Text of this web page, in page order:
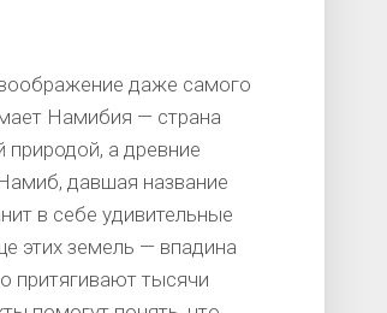
даже самого
Намибия — страна
природой, а древние
давшая название
в себе удивительные
этих земель — впадина
притягивают тысячи